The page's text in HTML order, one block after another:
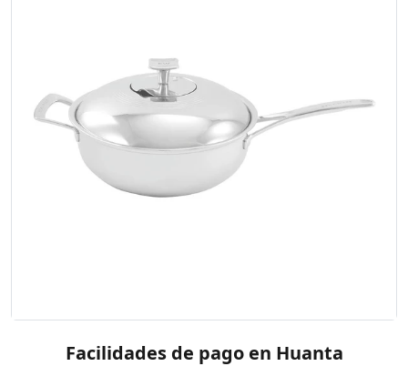
Facilidades de pago en Huanta